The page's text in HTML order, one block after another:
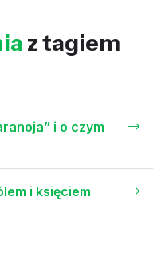
z tagiem
i o czym
i księciem